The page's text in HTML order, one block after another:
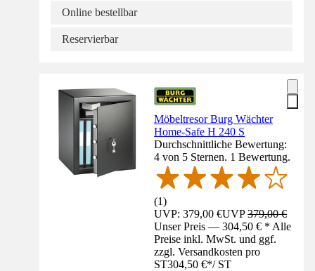
Online bestellbar
Reservierbar
Möbeltresor Burg Wächter
Home-Safe H 240 S
Durchschnittliche Bewertung:
4 von 5 Sternen. 1 Bewertung.
(1)
UVP: 379,00 €UVP379,00 €
Unser Preis — 304,50 € * Alle
Preise inkl. MwSt. und ggf.
zzgl. Versandkosten pro
ST304,50 €*/ ST